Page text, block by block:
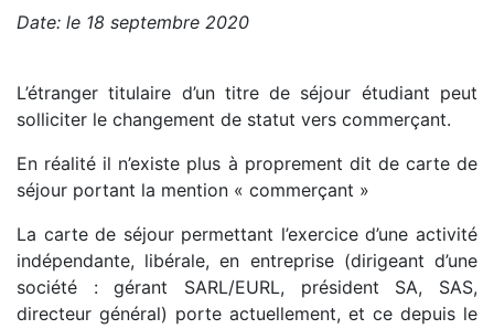
Date: le 18 septembre 2020
L’étranger titulaire d’un titre de séjour étudiant peut
solliciter le changement de statut vers commerçant.
En réalité il n’existe plus à proprement dit de carte de
séjour portant la mention « commerçant »
La carte de séjour permettant l’exercice d’une activité
indépendante, libérale, en entreprise (dirigeant d’une
société : gérant SARL/EURL, président SA, SAS,
directeur général) porte actuellement, et ce depuis le